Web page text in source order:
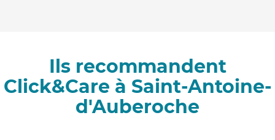
Ils recommandent
Click&Care à Saint-Antoine-
d'Auberoche